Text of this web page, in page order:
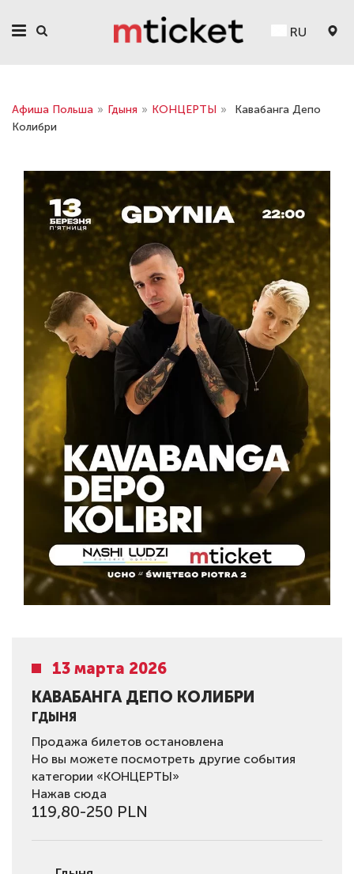
RU
Афиша Польша » Гдыня » КОНЦЕРТЫ »
Кавабанга Депо
Колибри
13 марта 2026
КАВАБАНГА ДЕПО КОЛИБРИ
ГДЫНЯ
Продажа билетов остановлена
Но вы можете посмотреть другие события
категории «КОНЦЕРТЫ»
Нажав сюда
119,80-250 PLN